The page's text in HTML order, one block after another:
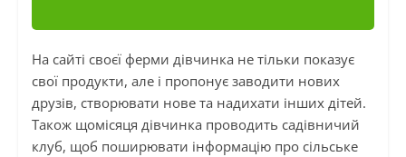
На сайті своєї ферми дівчинка не тільки показує
свої продукти, але і пропонує заводити нових
друзів, створювати нове та надихати інших дітей.
Також щомісяця дівчинка проводить садівничий
клуб, щоб поширювати інформацію про сільське